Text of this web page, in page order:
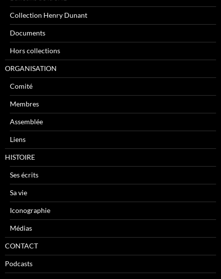
Collection Henry Dunant
Documents
Hors collections
ORGANISATION
Comité
Membres
Assemblée
Liens
HISTOIRE
Ses écrits
Sa vie
Iconographie
Médias
CONTACT
Podcasts